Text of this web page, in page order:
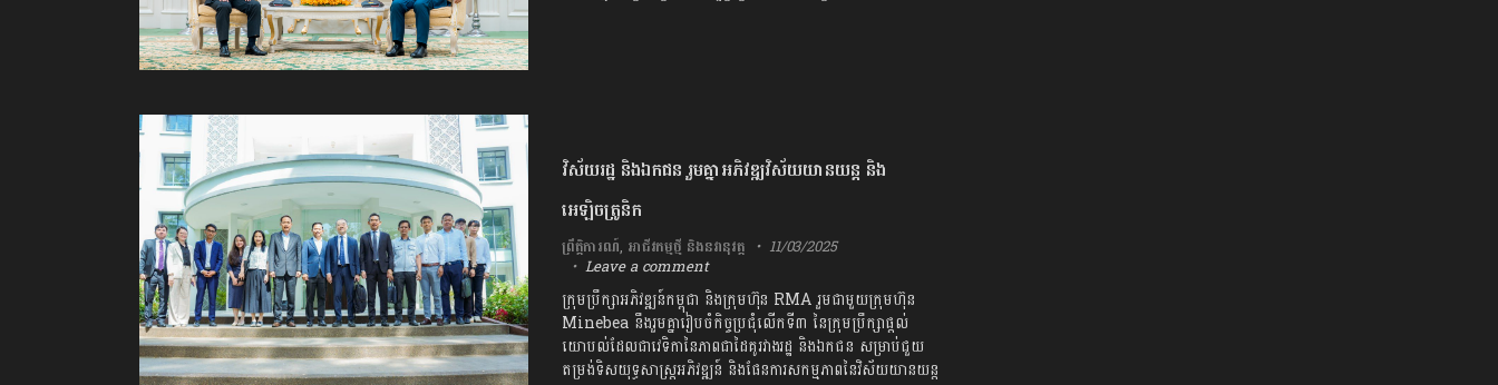
វិស័យរដ្ឋ និងឯកជន រួមគ្នាអភិវឌ្ឍវិស័យយានយន្ត និង
អេឡិចត្រូនិក
ព្រឹត្តិការណ៍, អាជីវកម្មថ្មី និងនវានុវត្ត 11/03/2025
Leave a comment
ក្រុមប្រឹក្សាអភិវឌ្ឍន៍កម្ពុជា និងក្រុមហ៊ុន RMA រួមជាមួយក្រុមហ៊ុន
Minebea នឹងរួមគ្នារៀបចំកិច្ចប្រជុំលើកទី៣ នៃក្រុមប្រឹក្សាផ្ដល់
យោបល់ដែលជាវេទិកានៃភាពជាដៃគូរវាងរដ្ឋ និងឯកជន សម្រាប់ជួយ
តម្រង់ទិសយុទ្ធសាស្រ្តអភិវឌ្ឍន៍ និងផែនការសកម្មភាពនៃវិស័យយានយន្ត